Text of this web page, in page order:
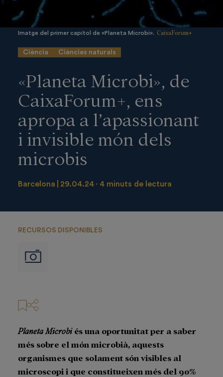
Imatge del primer capítol de «Planeta Microbi». CaixaForum+
Ciència Ciències naturals
«Planeta Microbi», de
CaixaForum+, ens
apropa a l’apassionant
i invisible món dels
microbis
Barcelona 29.04.24 4 minuts de lectura
RECURSOS DISPONIBLES
Imágenes
Planeta Microbiés una oportunitat per a saber
més sobre el món microbià, aquests
organismes que solament són visibles al
microscopi i que constitueixen més del 90%